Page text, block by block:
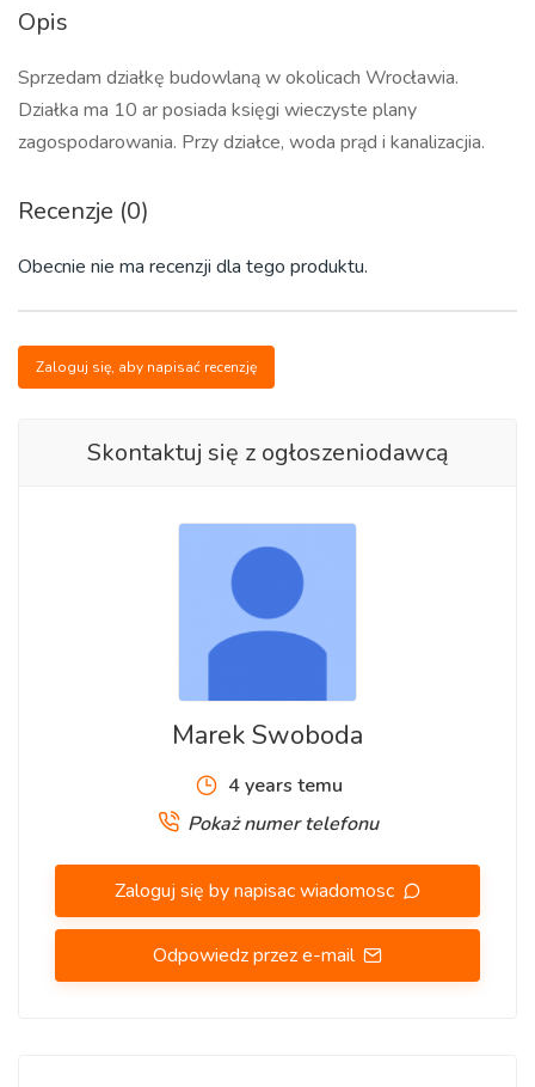
Opis
Sprzedam działkę budowlaną w okolicach Wrocławia.
Działka ma 10 ar posiada księgi wieczyste plany
zagospodarowania. Przy działce, woda prąd i kanalizacjia.
Recenzje (0)
Obecnie nie ma recenzji dla tego produktu.
Zaloguj się, aby napisać recenzję
Skontaktuj się z ogłoszeniodawcą
Marek Swoboda
4 years temu
Pokaż numer telefonu
Zaloguj się by napisac wiadomosc
Odpowiedz przez e-mail